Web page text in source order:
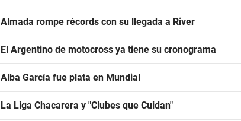
Almada rompe récords con su llegada a River
El Argentino de motocross ya tiene su cronograma
Alba García fue plata en Mundial
La Liga Chacarera y "Clubes que Cuidan"